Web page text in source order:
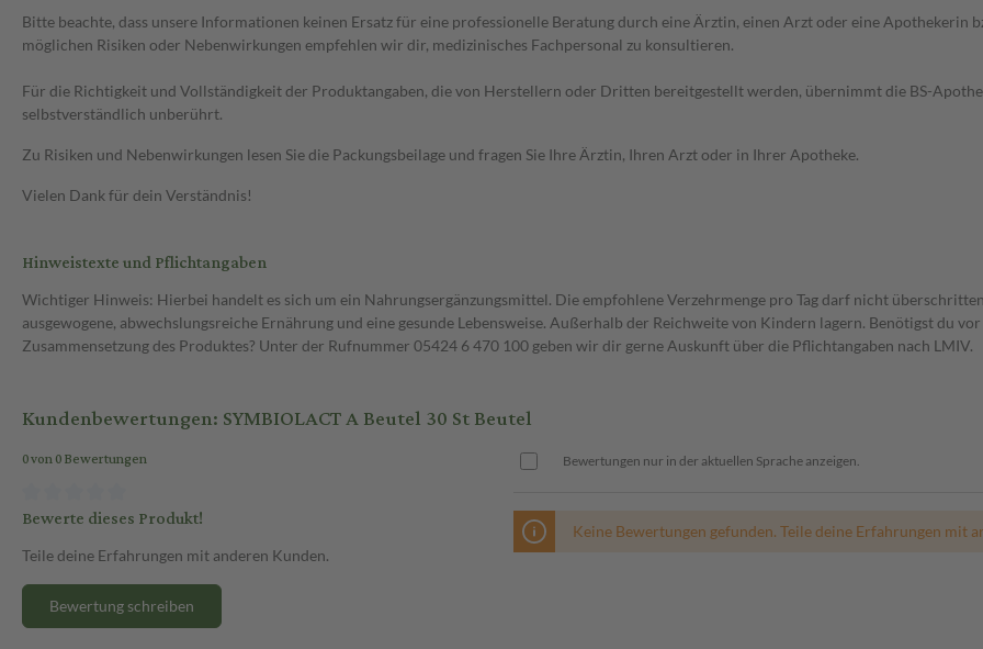
Bitte beachte, dass unsere Informationen keinen Ersatz für eine professionelle Beratung durch eine Ärztin, einen Arzt oder eine Apothekerin
möglichen Risiken oder Nebenwirkungen empfehlen wir dir, medizinisches Fachpersonal zu konsultieren.
Für die Richtigkeit und Vollständigkeit der Produktangaben, die von Herstellern oder Dritten bereitgestellt werden, übernimmt die BS-
selbstverständlich unberührt.
Zu Risiken und Nebenwirkungen lesen Sie die Packungsbeilage und fragen Sie Ihre Ärztin, Ihren Arzt oder in Ihrer Apotheke.
Vielen Dank für dein Verständnis!
Hinweistexte und Pflichtangaben
Wichtiger Hinweis: Hierbei handelt es sich um ein Nahrungsergänzungsmittel. Die empfohlene Verzehrmenge pro Tag darf nicht
ausgewogene, abwechslungsreiche Ernährung und eine gesunde Lebensweise. Außerhalb der Reichweite von Kindern lagern. Benötigst du
Zusammensetzung des Produktes? Unter der Rufnummer 05424 6 470 100 geben wir dir gerne Auskunft über die Pflichtangaben nach LMIV.
Kundenbewertungen: SYMBIOLACT A Beutel 30 St Beutel
0 von 0 Bewertungen
Bewerte dieses Produkt!
Teile deine Erfahrungen mit anderen Kunden.
Bewertung schreiben
Bewertungen nur in der aktuellen Sprache anzeigen.
Keine Bewertungen gefunden. Teile deine Erfahrungen mit